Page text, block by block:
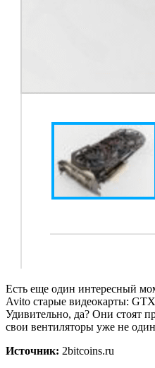
Есть еще один интересный
Avito старые видеокарты:
Удивительно, да? Они стоят
свои вентиляторы уже не
Источник: 2bitcoins.ru